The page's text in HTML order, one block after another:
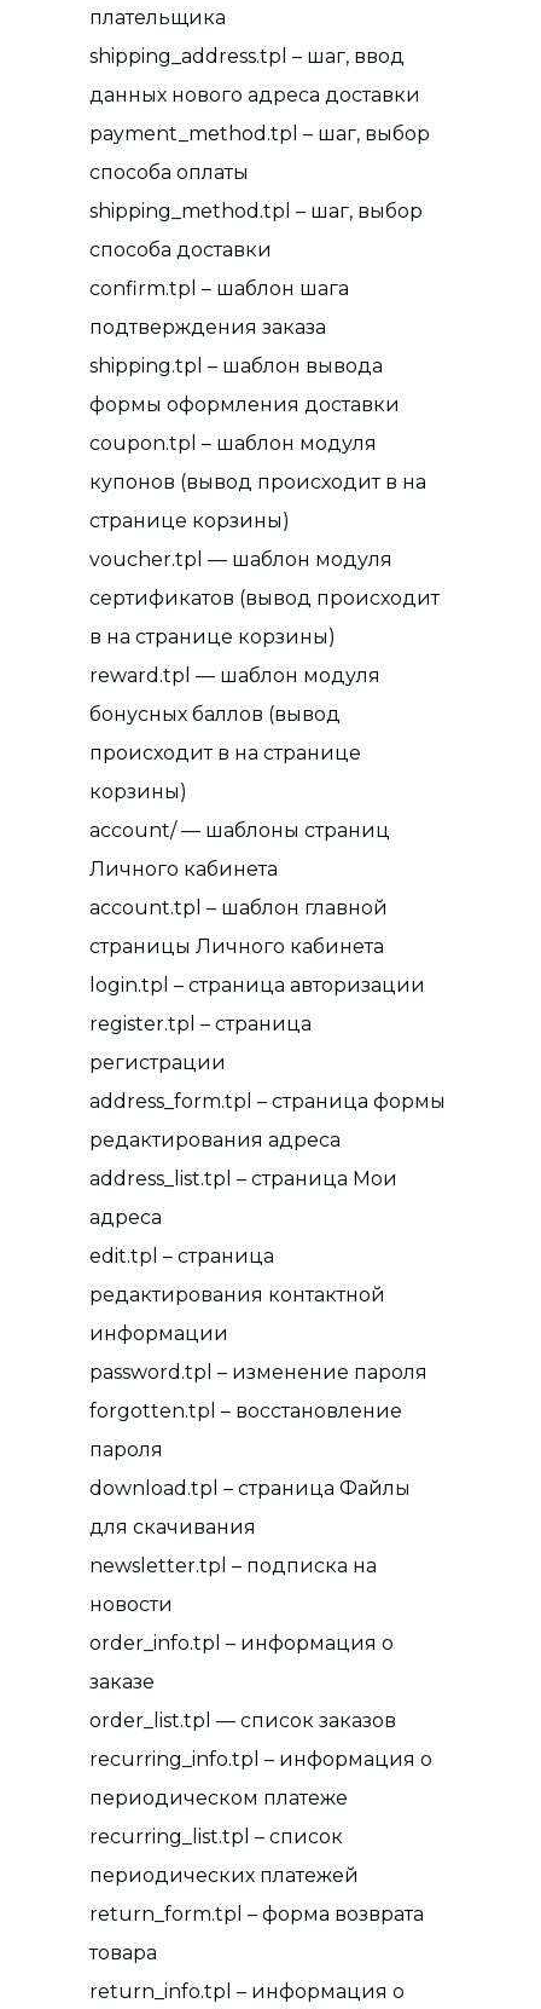
плательщика
shipping_address.tpl – шаг, ввод
данных нового адреса доставки
payment_method.tpl – шаг, выбор
способа оплаты
shipping_method.tpl – шаг, выбор
способа доставки
confirm.tpl – шаблон шага
подтверждения заказа
shipping.tpl – шаблон вывода
формы оформления доставки
coupon.tpl – шаблон модуля
купонов (вывод происходит в на
странице корзины)
voucher.tpl — шаблон модуля
сертификатов (вывод происходит
в на странице корзины)
reward.tpl — шаблон модуля
бонусных баллов (вывод
происходит в на странице
корзины)
account/ — шаблоны страниц
Личного кабинета
account.tpl – шаблон главной
страницы Личного кабинета
login.tpl – страница авторизации
register.tpl – страница
регистрации
address_form.tpl – страница формы
редактирования адреса
address_list.tpl – страница Мои
адреса
edit.tpl – страница
редактирования контактной
информации
password.tpl – изменение пароля
forgotten.tpl – восстановление
пароля
download.tpl – страница Файлы
для скачивания
newsletter.tpl – подписка на
новости
order_info.tpl – информация о
заказе
order_list.tpl — список заказов
recurring_info.tpl – информация о
периодическом платеже
recurring_list.tpl – список
периодических платежей
return_form.tpl – форма возврата
товара
return_info.tpl – информация о